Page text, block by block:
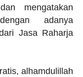
mengatakan
adanya
Jasa Raharja
alhamdulillah